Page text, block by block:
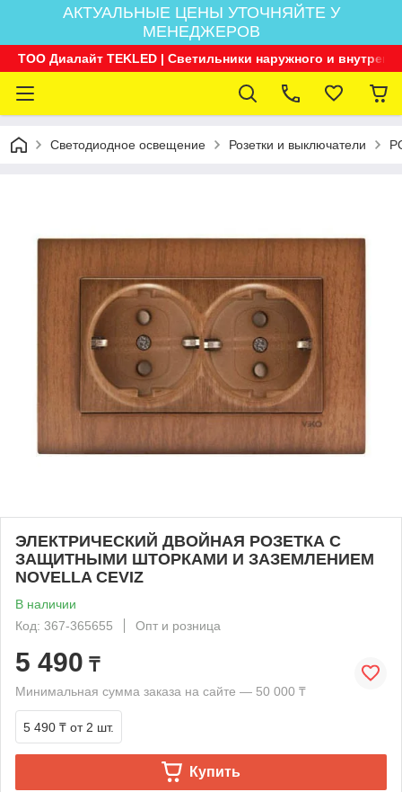
АКТУАЛЬНЫЕ ЦЕНЫ УТОЧНЯЙТЕ У
МЕНЕДЖЕРОВ
ТОО Диалайт TEKLED | Светильники наружного и
Светодиодное освещение Розетки и выключатели
ЭЛЕКТРИЧЕСКИЙ ДВОЙНАЯ РОЗЕТКА С
ЗАЩИТНЫМИ ШТОРКАМИ И ЗАЗЕМЛЕНИЕМ
NOVELLA CEVIZ
В наличии
Код: 367-365655
Опт и розница
5 490 ₸
Минимальная сумма заказа на сайте — 50 000 ₸
5 490 ₸ от 2 шт.
Купить